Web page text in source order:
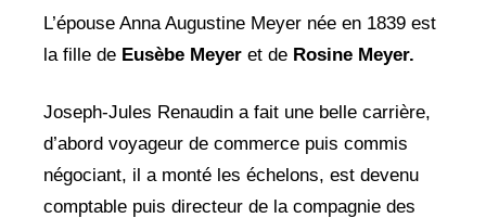
L’épouse Anna Augustine Meyer née en 1839 est
la fille de Eusèbe Meyer et de Rosine Meyer.
Joseph-Jules Renaudin a fait une belle carrière,
d’abord voyageur de commerce puis commis
négociant, il a monté les échelons, est devenu
comptable puis directeur de la compagnie des